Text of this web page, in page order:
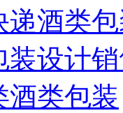
递酒类包
装设计销
酒类包装